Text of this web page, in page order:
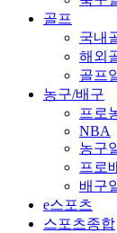
골프
국내
해외
골프
농구/배구
프로
NBA
농구
프로
배구
e스포츠
스포츠종합